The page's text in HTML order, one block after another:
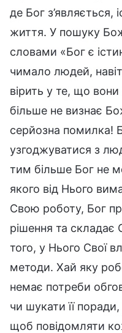
де Бог з’являється,
життя. У пошуку
словами «Бог є
чимало людей,
вірить у те, що
більше не визнає
серйозна помилка!
узгоджуватися з
тим більше Бог не
якого від Нього
Свою роботу, Бог
рішення та складає
того, у Нього Свої
методи. Хай яку
немає потреби
чи шукати її
щоб повідомляти